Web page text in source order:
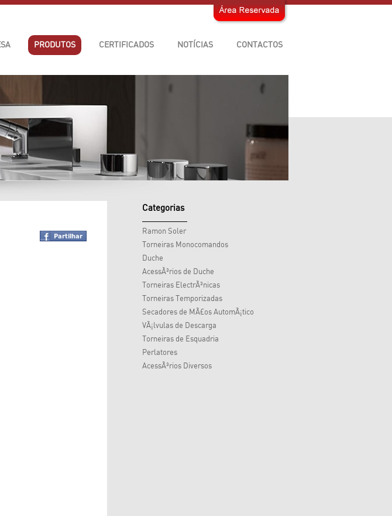
CONTACTOS
NOTÍCIAS
CERTIFICADOS
PRODUTOS
Categorias
Ramon Soler
Torneiras Monocomandos
Duche
AcessÃ³rios de Duche
Torneiras ElectrÃ³nicas
Torneiras Temporizadas
Secadores de MÃ£os AutomÃ¡tico
VÃ¡lvulas de Descarga
Torneiras de Esquadria
Perlatores
AcessÃ³rios Diversos